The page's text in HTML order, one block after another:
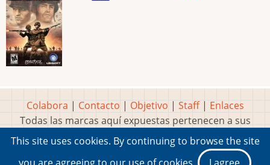
Colabora | Contacto | Objetivo | Staff| Enlaces
Todas las marcas aquí expuestas pertenecen a sus
respectivos y legítimos dueños
Idea, página, contenidos y diseños creados porMarty
This site uses cookies. By continuing to browse the site